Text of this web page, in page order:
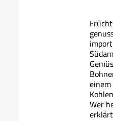
Wer